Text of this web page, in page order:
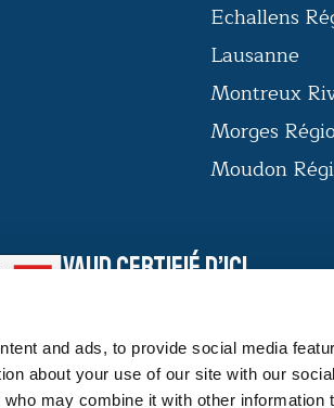
and ads, to provide social media
about your use of our site with our
may combine it with other information
Echallens
Lausanne
Montreux
Morges
Moudon
VAUD CERTIFIÉ D’ICI
savoir-faire des productrices et
producteurs et de la traçabilité des
produits vaudois.